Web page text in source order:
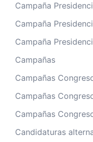
Campaña
Campaña
Campaña
Campañas
Campañas
Campañas
Campañas
Candidaturas